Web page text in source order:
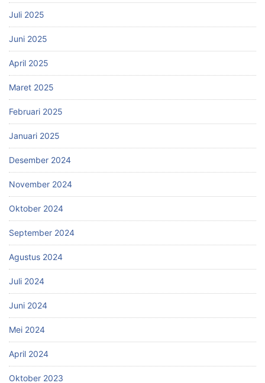
Juli 2025
Juni 2025
April 2025
Maret 2025
Februari 2025
Januari 2025
Desember 2024
November 2024
Oktober 2024
September 2024
Agustus 2024
Juli 2024
Juni 2024
Mei 2024
April 2024
Oktober 2023